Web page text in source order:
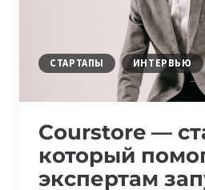
СТАРТАПЫ ИНТЕРВЬЮ
Courstore —
который
экспертам